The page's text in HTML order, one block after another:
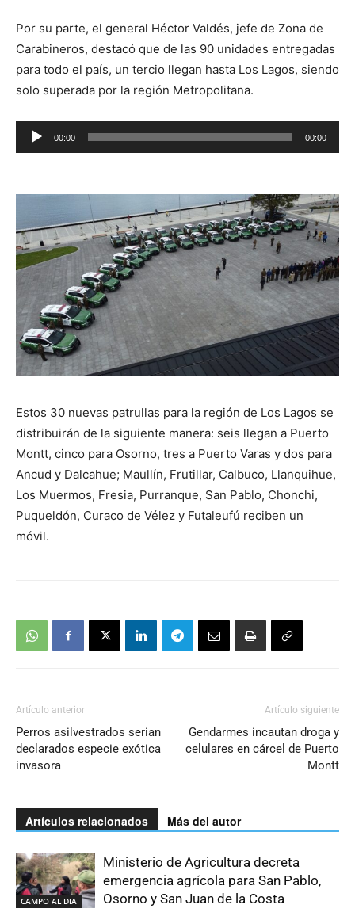
Por su parte, el general Héctor Valdés, jefe de Zona de
Carabineros, destacó que de las 90 unidades entregadas
para todo el país, un tercio llegan hasta Los Lagos, siendo
solo superada por la región Metropolitana.
Reproductor
de
00:00 00:00
Estos 30 nuevas patrullas para la región de Los Lagos se
distribuirán de la siguiente manera: seis llegan a Puerto
Montt, cinco para Osorno, tres a Puerto Varas y dos para
Ancud y Dalcahue; Maullín, Frutillar, Calbuco, Llanquihue,
Los Muermos, Fresia, Purranque, San Pablo, Chonchi,
Puqueldón, Curaco de Vélez y Futaleufú reciben un
móvil.
Artículo anterior
Perros asilvestrados serian
declarados especie exótica
invasora
Artículo siguiente
Gendarmes incautan droga y
celulares en cárcel de Puerto
Montt
Artículos relacionados Más del autor
CAMPO AL DIA
Ministerio de Agricultura decreta
emergencia agrícola para San Pablo,
Osorno y San Juan de la Costa